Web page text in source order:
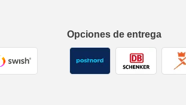
Opciones de entrega